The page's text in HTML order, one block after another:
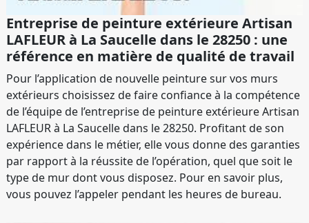
Entreprise de peinture extérieure Artisan
LAFLEUR à La Saucelle dans le 28250 : une
référence en matière de qualité de travail
Pour l’application de nouvelle peinture sur vos murs
extérieurs choisissez de faire confiance à la compétence
de l’équipe de l’entreprise de peinture extérieure Artisan
LAFLEUR à La Saucelle dans le 28250. Profitant de son
expérience dans le métier, elle vous donne des garanties
par rapport à la réussite de l’opération, quel que soit le
type de mur dont vous disposez. Pour en savoir plus,
vous pouvez l’appeler pendant les heures de bureau.